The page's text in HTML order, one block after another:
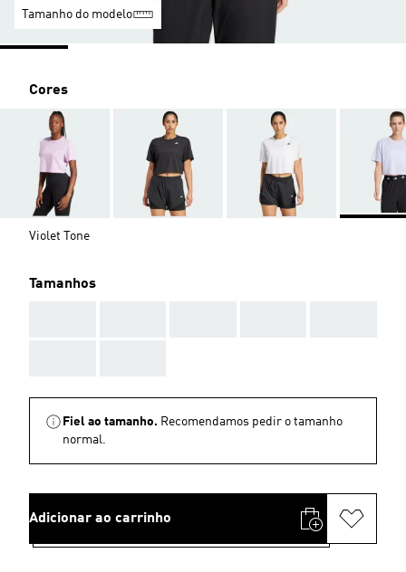
Tamanho do modelo
Cores
Violet Tone
Tamanhos
Fiel ao tamanho. Recomendamos pedir o tamanho
normal.
Adicionar ao carrinho